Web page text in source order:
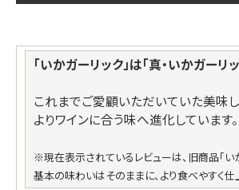
「いかガーリック」は「真・いかガーリ
これまでご愛顧いただいていた美味
よりワインに合う味へ進化しています。
※現在表示されているレビューは、旧商品「い
基本の味わいはそのままに、より食べやすく